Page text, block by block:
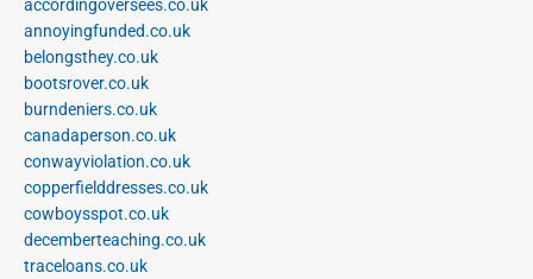
accordingoversees.co.uk
annoyingfunded.co.uk
belongsthey.co.uk
bootsrover.co.uk
burndeniers.co.uk
canadaperson.co.uk
conwayviolation.co.uk
copperfielddresses.co.uk
cowboysspot.co.uk
decemberteaching.co.uk
traceloans.co.uk